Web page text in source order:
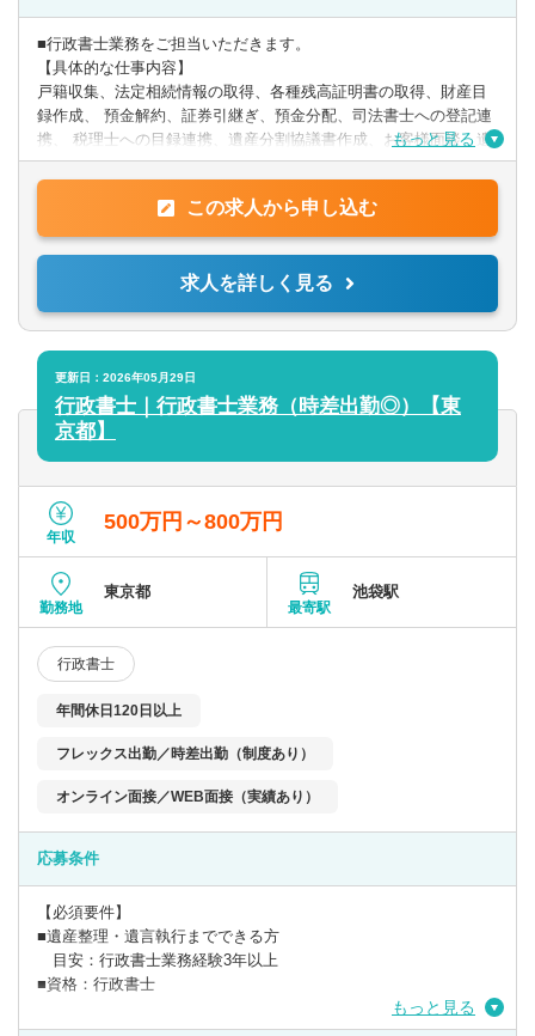
■行政書士業務をご担当いただきます。
【具体的な仕事内容】
戸籍収集、法定相続情報の取得、各種残高証明書の取得、財産目
録作成、 預金解約、証券引継ぎ、預金分配、司法書士への登記連
携、 税理士への目録連携、遺産分割協議書作成、お客様面談、遺
言作成、 遺言執行、遺産整理業務、（車両の名義変更）
変更の範囲：当社業務全般
もっと見る
この求人から申し込む
求人を詳しく見る
更新日：2026年05月29日
行政書士｜行政書士業務（時差出勤◎）【東
京都】
年収
500万円～800万円
勤務地
東京都
最寄駅
池袋駅
行政書士
年間休日120日以上
フレックス出勤／時差出勤（制度あり）
オンライン面接／WEB面接（実績あり）
応募条件
【必須要件】
■遺産整理・遺言執行までできる方
目安：行政書士業務経験3年以上
■資格：行政書士
もっと見る